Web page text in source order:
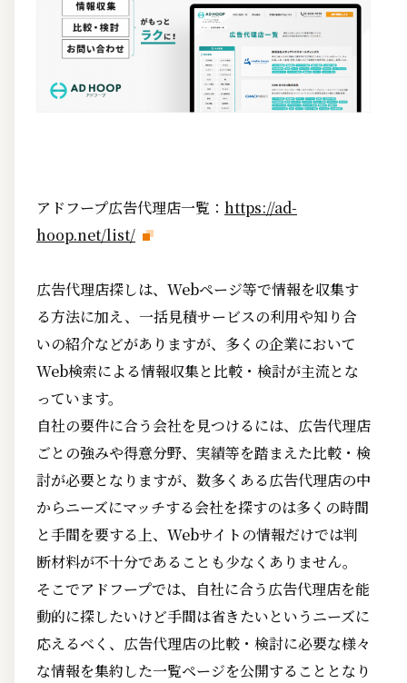
アドフープ広告代理店一覧： https://ad-
hoop.net/list/
広告代理店探しは、Webページ等で情報を収集す
る方法に加え、一括見積サービスの利用や知り合
いの紹介などがありますが、多くの企業において
Web検索による情報収集と比較・検討が主流とな
っています。
自社の要件に合う会社を見つけるには、広告代理店
ごとの強みや得意分野、実績等を踏まえた比較・検
討が必要となりますが、数多くある広告代理店の中
からニーズにマッチする会社を探すのは多くの時間
と手間を要する上、Webサイトの情報だけでは判
断材料が不十分であることも少なくありません。
そこでアドフープでは、自社に合う広告代理店を能
動的に探したいけど手間は省きたいというニーズに
応えるべく、広告代理店の比較・検討に必要な様々
な情報を集約した一覧ページを公開することとなり